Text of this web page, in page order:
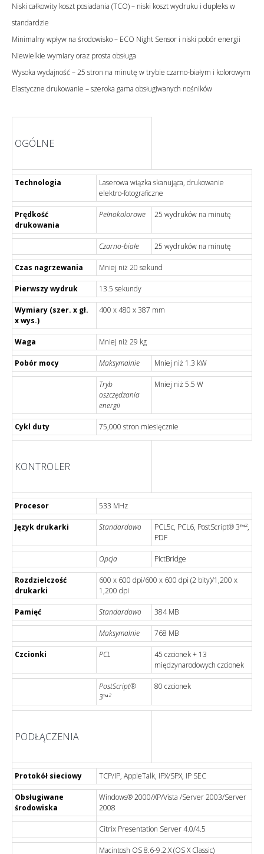
Niski całkowity koszt posiadania (TCO) – niski koszt wydruku i dupleks w
standardzie
Minimalny wpływ na środowisko – ECO Night Sensor i niski pobór energii
Niewielkie wymiary oraz prosta obsługa
Wysoka wydajność – 25 stron na minutę w trybie czarno-białym i kolorowym
Elastyczne drukowanie – szeroka gama obsługiwanych nośników
OGÓLNE
Technologia
Laserowa wiązka skanująca, drukowanie
elektro-fotograficzne
Prędkość
drukowania
Pełnokolorowe 25 wydruków na minutę
Czarno-białe 25 wydruków na minutę
Czas nagrzewania Mniej niż 20 sekund
Pierwszy wydruk 13.5 sekundy
Wymiary (szer. x gł.
x wys.)
400 x 480 x 387 mm
Waga Mniej niż 29 kg
Pobór mocy Maksymalnie Mniej niż 1.3 kW
Tryb
oszczędzania
energii
Mniej niż 5.5 W
Cykl duty 75,000 stron miesięcznie
KONTROLER
Procesor 533 MHz
Język drukarki Standardowo
PCL5c, PCL6, PostScript® 3™²,
PDF
Opcja PictBridge
Rozdzielczość
drukarki
600 x 600 dpi/600 x 600 dpi (2 bity)/1,200 x
1,200 dpi
Pamięć Standardowo 384 MB
Maksymalnie 768 MB
Czcionki PCL
45 czcionek + 13
międzynarodowych czcionek
PostScript®
3™²
80 czcionek
PODŁĄCZENIA
Protokół sieciowy TCP/IP, AppleTalk, IPX/SPX, IP SEC
Obsługiwane
środowiska
Windows® 2000/XP/Vista /Server 2003/Server
2008
Citrix Presentation Server 4.0/4.5
Macintosh OS 8.6-9.2.X (OS X Classic)